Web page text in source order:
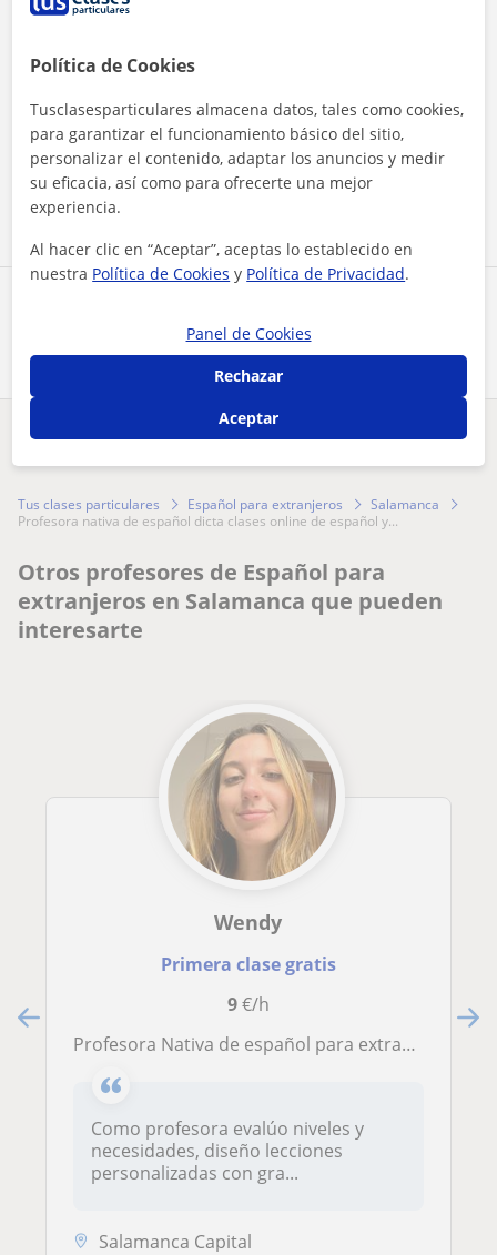
Al hacer clic, aceptas nuestro aviso legal y de privacidad
Contactar ahora
¿Hay algún error en este perfil?Cuéntanos
Tus clases particulares Español para extranjeros
Salamanca
profesora nativa de español dicta clases online de español y...
Otros profesores de Español para
extranjeros en Salamanca que pueden
interesarte
Wendy
Primera clase gratis
9€/h
Profesora Nativa de español para extranjeros de cualquier nivel.
Como profesora evalúo niveles y
necesidades, diseño lecciones
personalizadas con gra...
Salamanca Capital
Política de Cookies
Tusclasesparticulares almacena datos, tales como cookies,
para garantizar el funcionamiento básico del sitio,
personalizar el contenido, adaptar los anuncios y medir
su eficacia, así como para ofrecerte una mejor
experiencia.
Al hacer clic en “Aceptar”, aceptas lo establecido en
nuestra Política de Cookies y Política de Privacidad.
Panel de Cookies
Rechazar
Aceptar